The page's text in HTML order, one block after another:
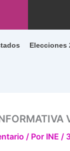
Elecciones
/ Por INE /